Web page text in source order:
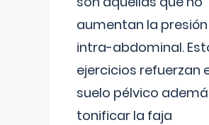
aumentan la presión
intra-abdominal.
ejercicios refuerzan
suelo pélvico
tonificar la faja